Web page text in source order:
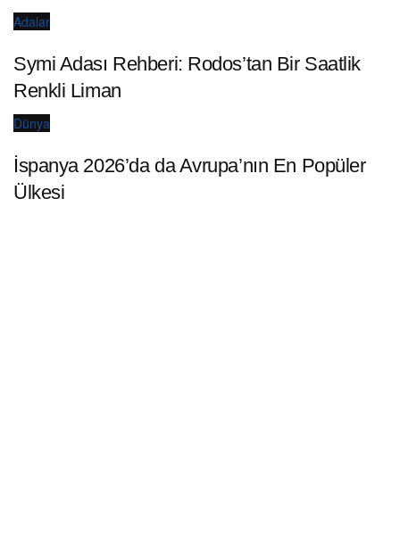
Adalar
Symi Adası Rehberi: Rodos’tan Bir Saatlik
Renkli Liman
Dünya
İspanya 2026’da da Avrupa’nın En Popüler
Ülkesi